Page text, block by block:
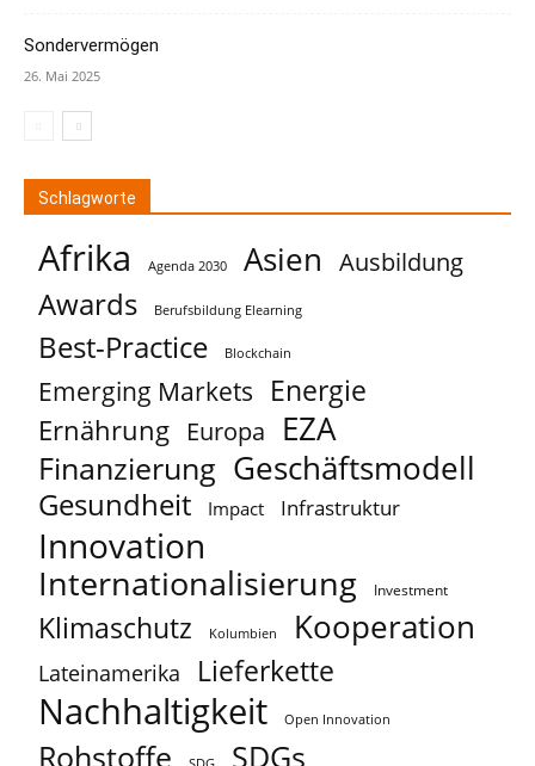
Sondervermögen
26. Mai 2025
Schlagworte
Afrika Agenda 2030 Asien Ausbildung
Awards Berufsbildung Elearning
Best-Practice Blockchain
Emerging Markets Energie
Ernährung Europa EZA
Finanzierung Geschäftsmodell
Gesundheit Impact Infrastruktur
Innovation
Internationalisierung Investment
Klimaschutz Kolumbien Kooperation
Lateinamerika Lieferkette
Nachhaltigkeit Open Innovation
Rohstoffe SDGs